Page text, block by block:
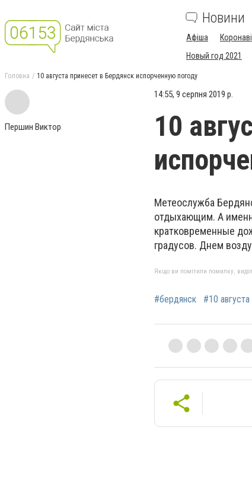
Новини
Афіша
Новый год 2021
Головна 10 августа принесет в Бердянск испорченную погоду
Першин Виктор
14:55, 9 серпня 2019 р.
10
Метеослужба
отдыхающим. А
кратковременные
градусов. Днем
Якщо ви помітили помилку,
#бердянск #10 августа